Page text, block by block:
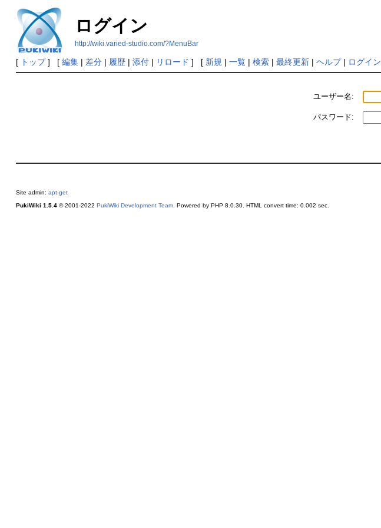
ログイン
http://wiki.varied-studio.com/?MenuBar
[ トップ] [ 編集| 差分| 履歴| 添付| リロード ] [ 新規 | 一覧| 検索| 最終更新| ヘルプ| ログイン
ユーザー名:
パスワード:
Site admin: apt-get
PukiWiki 1.5.4© 2001-2022 PukiWiki Development Team. Powered by PHP 8.0.30. HTML convert time: 0.002 sec.